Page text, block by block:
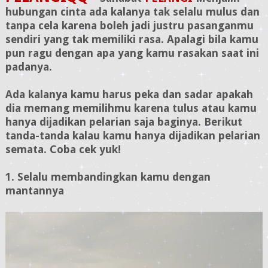
hubungan cinta ada kalanya tak selalu mulus dan
tanpa cela karena boleh jadi justru pasanganmu
sendiri yang tak memiliki rasa. Apalagi bila kamu
pun ragu dengan apa yang kamu rasakan saat ini
padanya.
Ada kalanya kamu harus peka dan sadar apakah
dia memang memilihmu karena tulus atau kamu
hanya dijadikan pelarian saja baginya. Berikut
tanda-tanda kalau kamu hanya dijadikan pelarian
semata. Coba cek yuk!
1. Selalu membandingkan kamu dengan
mantannya